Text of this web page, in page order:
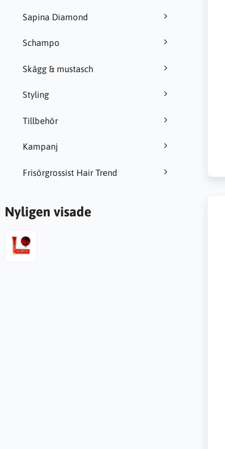
Sapina Diamond
Schampo
Skägg & mustasch
Styling
Tillbehör
Kampanj
Frisörgrossist Hair Trend
Nyligen visade